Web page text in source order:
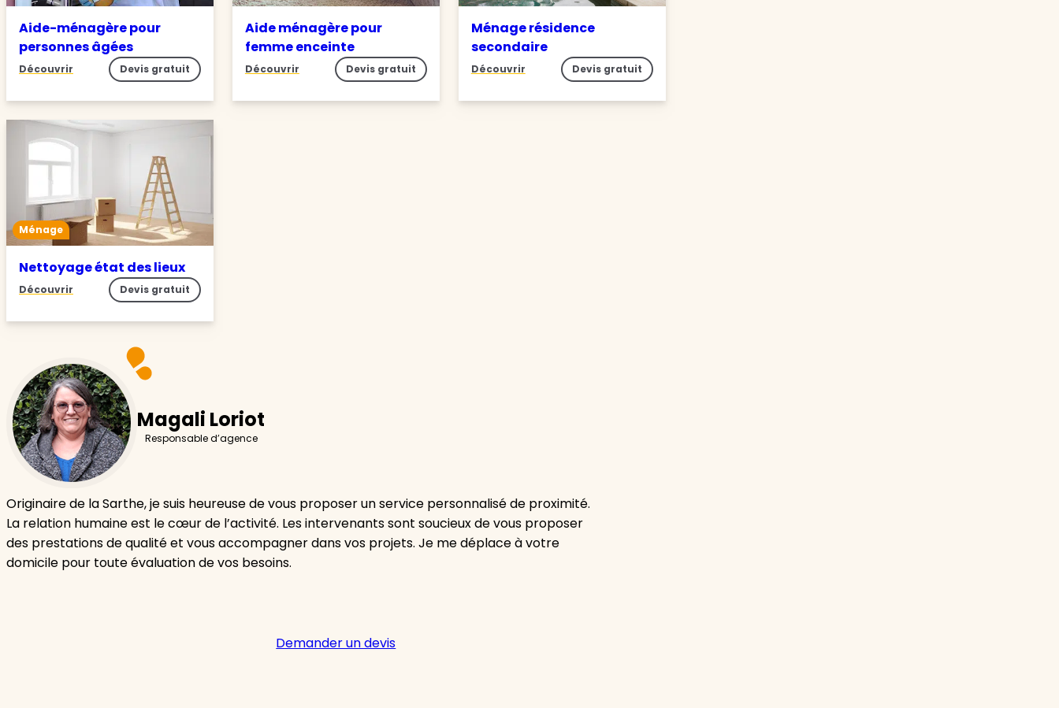
Aide-ménagère pour
personnes âgées
Découvrir Devis gratuit
Aide ménagère pour
femme enceinte
Découvrir Devis gratuit
Ménage résidence
secondaire
Découvrir Devis gratuit
Ménage
Nettoyage état des lieux
Découvrir Devis gratuit
Magali Loriot
Responsable d’agence
Originaire de la Sarthe, je suis heureuse de vous proposer un service personnalisé de proximité.
La relation humaine est le cœur de l’activité. Les intervenants sont soucieux de vous proposer
des prestations de qualité et vous accompagner dans vos projets. Je me déplace à votre
domicile pour toute évaluation de vos besoins.
Demander un devis